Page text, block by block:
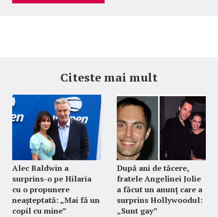
Citeste mai mult
Alec Baldwin a
surprins-o pe Hilaria
cu o propunere
neașteptată: „Mai fă un
copil cu mine”
După ani de tăcere,
fratele Angelinei Jolie
a făcut un anunț care a
surprins Hollywoodul:
„Sunt gay”